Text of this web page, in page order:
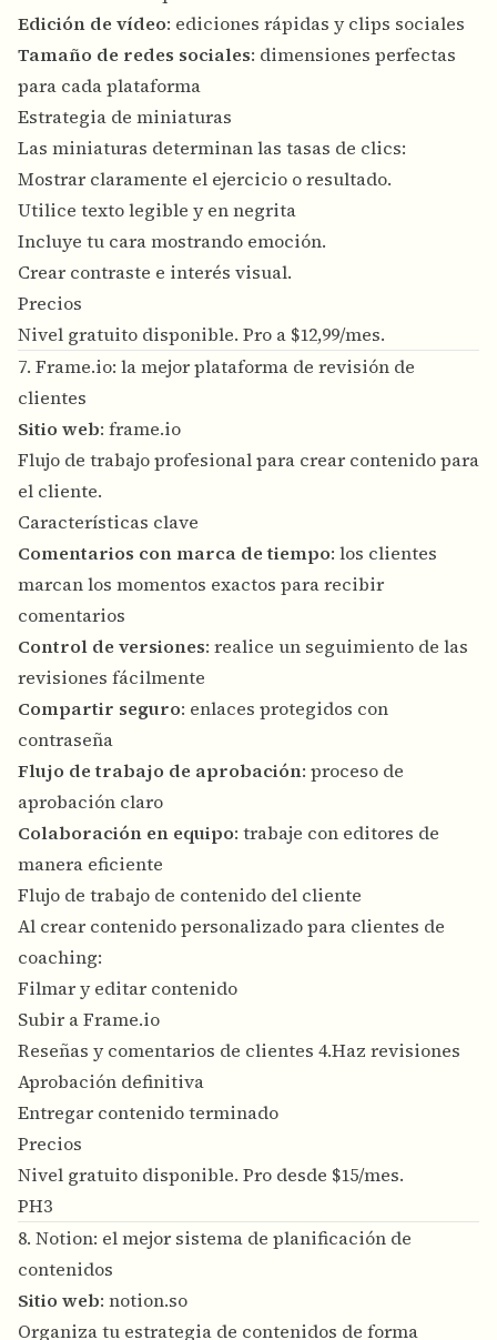
Edición de vídeo: ediciones rápidas y clips sociales
Tamaño de redes sociales: dimensiones perfectas
para cada plataforma
Estrategia de miniaturas
Las miniaturas determinan las tasas de clics:
Mostrar claramente el ejercicio o resultado.
Utilice texto legible y en negrita
Incluye tu cara mostrando emoción.
Crear contraste e interés visual.
Precios
Nivel gratuito disponible. Pro a $12,99/mes.
7. Frame.io: la mejor plataforma de revisión de
clientes
Sitio web: frame.io
Flujo de trabajo profesional para crear contenido para
el cliente.
Características clave
Comentarios con marca de tiempo: los clientes
marcan los momentos exactos para recibir
comentarios
Control de versiones: realice un seguimiento de las
revisiones fácilmente
Compartir seguro: enlaces protegidos con
contraseña
Flujo de trabajo de aprobación: proceso de
aprobación claro
Colaboración en equipo: trabaje con editores de
manera eficiente
Flujo de trabajo de contenido del cliente
Al crear contenido personalizado para clientes de
coaching:
Filmar y editar contenido
Subir a Frame.io
Reseñas y comentarios de clientes 4.Haz revisiones
Aprobación definitiva
Entregar contenido terminado
Precios
Nivel gratuito disponible. Pro desde $15/mes.
PH3
8. Notion: el mejor sistema de planificación de
contenidos
Sitio web: notion.so
Organiza tu estrategia de contenidos de forma